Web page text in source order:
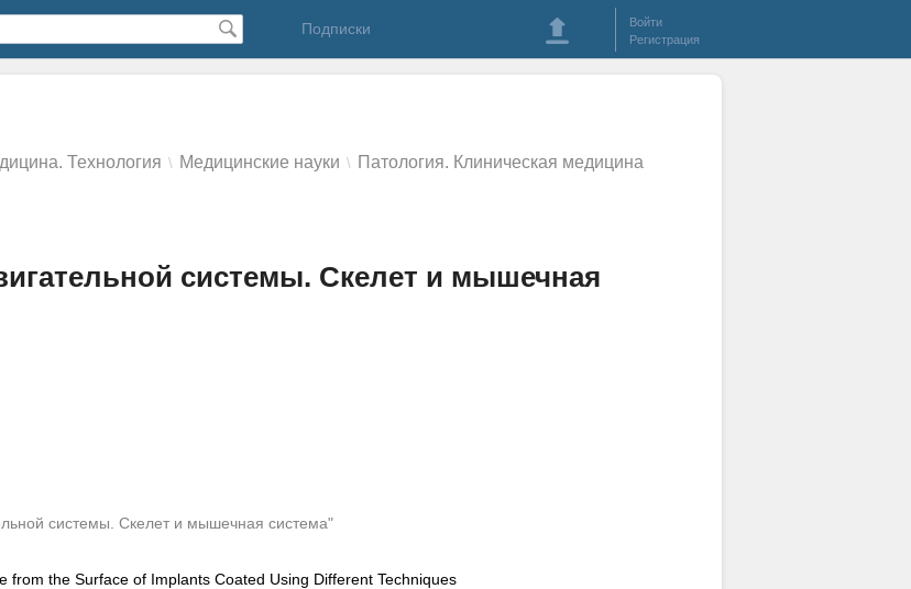
Подписки
Войти
Регистрация
Технология \ Mедицинские науки \ Патология. Клиническая медицина
системы. Скелет и мышечная
системы. Скелет и мышечная система"
from the Surface of Implants Coated Using Different Techniques